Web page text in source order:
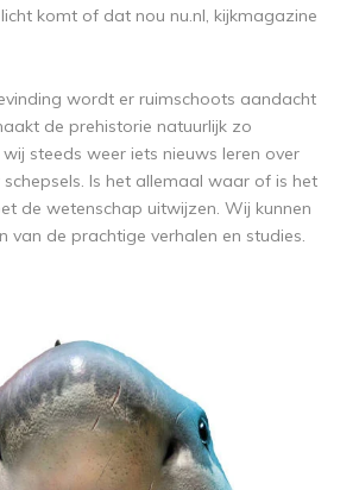
komt of dat nou nu.nl, kijkmagazine
wordt er ruimschoots aandacht
de prehistorie natuurlijk zo
steeds weer iets nieuws leren over
Is het allemaal waar of is het
de wetenschap uitwijzen. Wij kunnen
van de prachtige verhalen en studies.